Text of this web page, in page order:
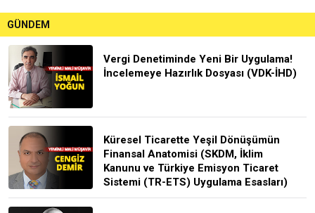
GÜNDEM
Vergi Denetiminde Yeni Bir Uygulama!
İncelemeye Hazırlık Dosyası (VDK-İHD)
Küresel Ticarette Yeşil Dönüşümün
Finansal Anatomisi (SKDM, İklim
Kanunu ve Türkiye Emisyon Ticaret
Sistemi (TR-ETS) Uygulama Esasları)